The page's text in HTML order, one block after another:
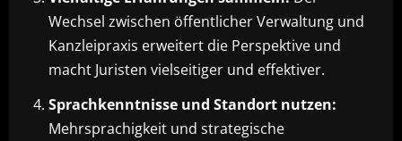
Wechsel zwischen öffentlicher Verwaltung und
Kanzleipraxis erweitert die Perspektive und
macht Juristen vielseitiger und effektiver.
Sprachkenntnisse und Standort nutzen:
Mehrsprachigkeit und strategische